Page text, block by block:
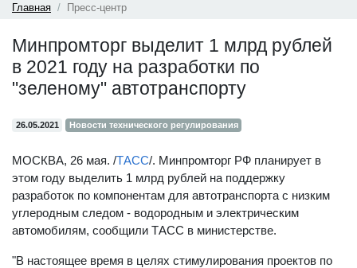
Главная
Пресс-центр
Минпромторг выделит 1 млрд рублей
в 2021 году на разработки по
"зеленому" автотранспорту
26.05.2021 Новости технического регулирования
МОСКВА, 26 мая. /ТАСС/. Минпромторг РФ планирует в
этом году выделить 1 млрд рублей на поддержку
разработок по компонентам для автотранспорта с низким
углеродным следом - водородным и электрическим
автомобилям, сообщили ТАСС в министерстве.
"В настоящее время в целях стимулирования проектов по